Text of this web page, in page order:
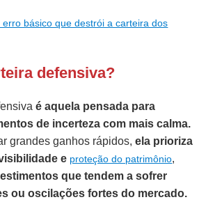
erro básico que destrói a carteira dos
defensiva?
é aquela pensada para
de incerteza com mais calma.
grandes ganhos rápidos,ela prioriza
e proteção do patrimônio,
que tendem a sofrer
ou oscilações fortes do mercado.